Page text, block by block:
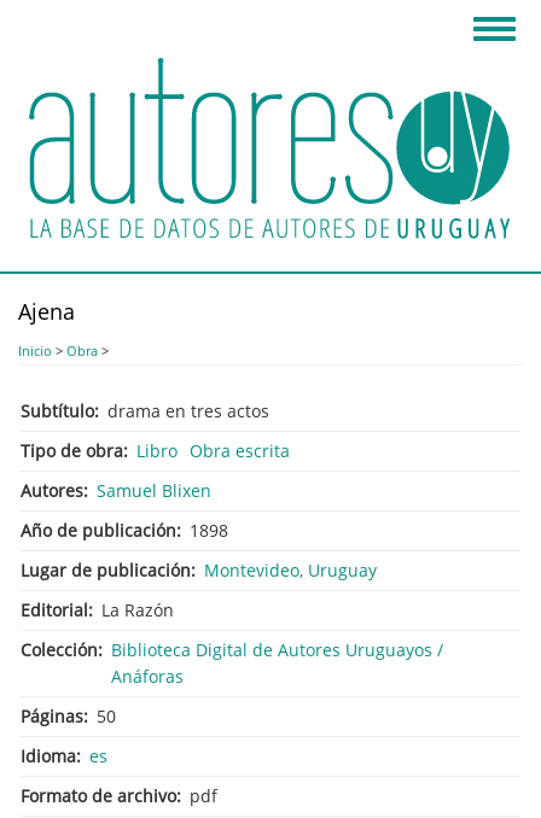
principal
Ajena
Inicio > Obra >
Subtítulo drama en tres actos
Tipo de obra
Libro Obra escrita
Autores Samuel Blixen
Año de publicación
1898
Lugar de publicación
Montevideo, Uruguay
Editorial
La Razón
Colección
Biblioteca Digital de Autores Uruguayos /
Anáforas
Páginas
50
Idioma es
Formato de archivo
pdf